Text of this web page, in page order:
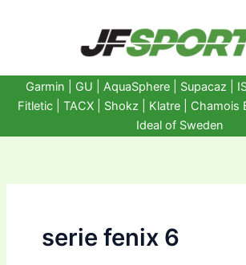
Garmin GU AquaSphere| Supacaz |
Fitletic
TACX Shokz Klatre Chamois
Ideal of Sweden
serie fenix 6